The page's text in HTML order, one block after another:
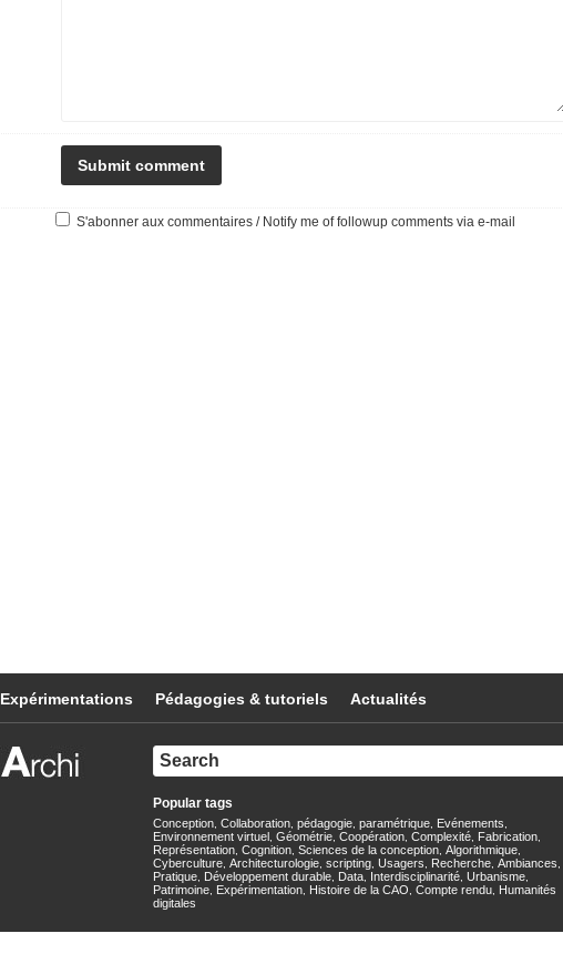
S'abonner aux commentaires / Notify me of followup comments via e-mail
Expérimentations Pédagogies & tutoriels Actualités
Popular tags
Conception Collaboration pédagogie paramétrique Evénements
Environnement virtuel Géométrie Coopération Complexité Fabrication
Représentation Cognition Sciences de la conception Algorithmique
Cyberculture Architecturologie scripting Usagers Recherche Ambiances
Pratique Développement durable Data Interdisciplinarité Urbanisme
Patrimoine Expérimentation Histoire de la CAO Compte rendu Humanités
digitales